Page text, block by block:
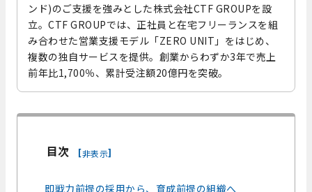
ンド)のご支援を強みとした株式会社CTF GROUPを設
立。CTF GROUPでは、正社員と在宅フリーランスを組
み合わせた営業支援モデル「ZERO UNIT」をはじめ、
複数の独自サービスを提供。創業からわずか3年で売上
前年比1,700％、累計受注額20億円を突破。
目次 [非表示]
即戦力前提の採用から、育成前提の組織へ